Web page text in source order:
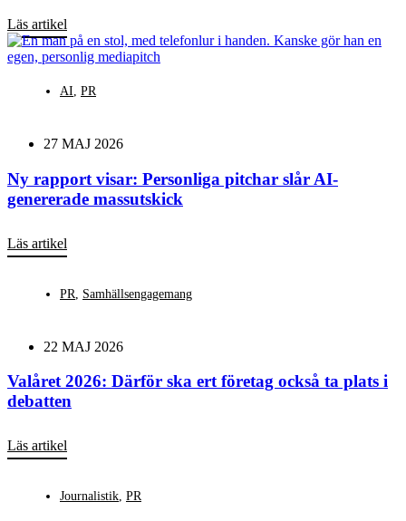
Läs artikel
AI, PR
27 MAJ 2026
Ny rapport visar: Personliga pitchar slår AI-
genererade massutskick
Läs artikel
PR Samhällsengagemang
22 MAJ 2026
Valåret 2026: Därför ska ert företag också ta plats i
debatten
Läs artikel
Journalistik, PR